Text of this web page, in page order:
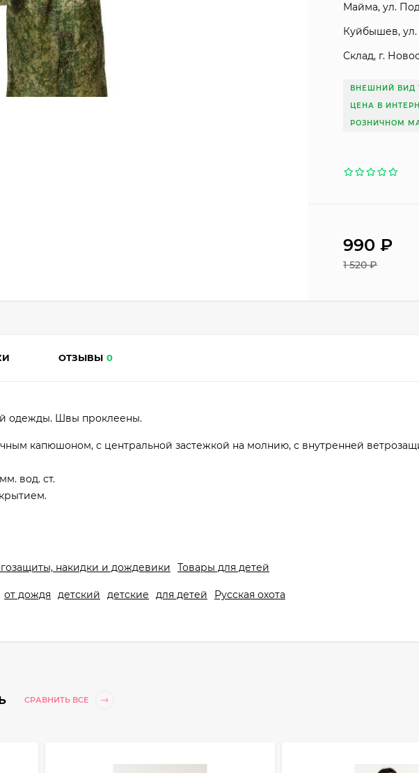
Майма, ул.
Куйбышев, ул.
Склад, г.
ВНЕШНИЙ ВИД
ЦЕНА В
РОЗНИЧНОМ
990₽
1 520₽
ОТЗЫВЫ 0
одежды. Швы проклеены.
капюшоном, с центральной застежкой на молнию, с внутренней
вод. ст.
накидки и дождевики Товары для детей
от дождя детский детские для детей Русская охота
СРАВНИТЬ ВСЕ